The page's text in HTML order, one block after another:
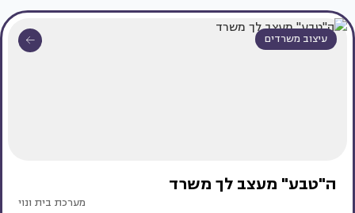
עיצוב משרדים
ה"טבע" מעצב לך משרד
מערכת בית ונוי